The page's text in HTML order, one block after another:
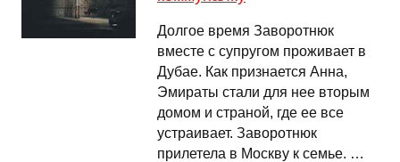
Долгое время Заворотнюк
вместе с супругом проживает в
Дубае. Как признается Анна,
Эмираты стали для нее вторым
домом и страной, где ее все
устраивает. Заворотнюк
прилетела в Москву к семье. …